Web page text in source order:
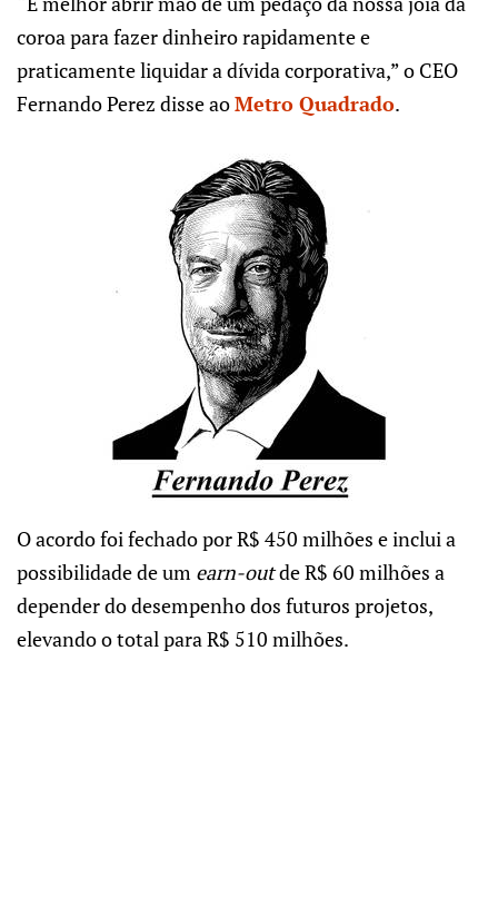
coroa para fazer dinheiro rapidamente e
praticamente liquidar a dívida corporativa,” o CEO
Fernando Perez disse aoMetro Quadrado.
O acordo foi fechado por R$ 450 milhões e inclui a
possibilidade de um earn-outde R$ 60 milhões a
depender do desempenho dos futuros projetos,
elevando o total para R$ 510 milhões.